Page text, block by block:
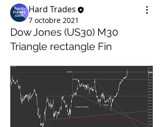
Hard Trades
7 octobre 2021
Dow Jones (US30) M30
Triangle rectangle Fin